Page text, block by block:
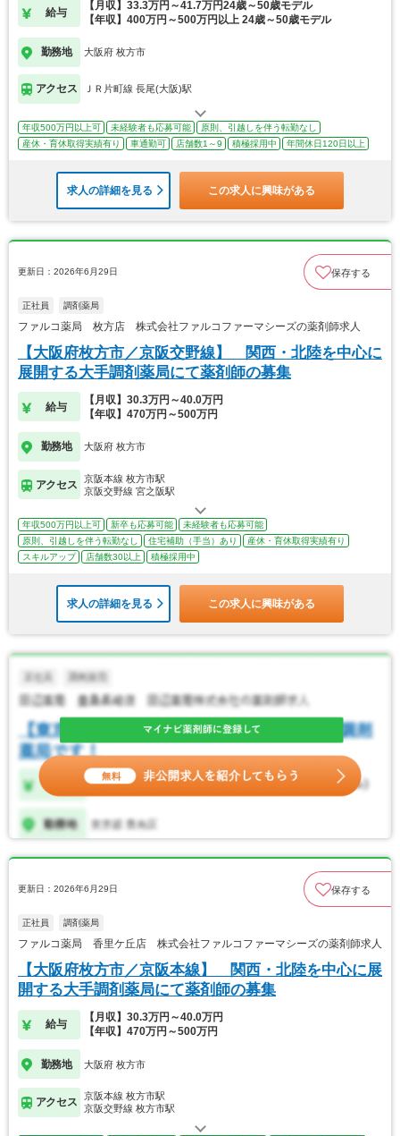
給与
【月収】33.3万円～41.7万円24歳～50歳モデル
【年収】400万円～500万円以上 24歳～50歳モデル
勤務地 大阪府 枚方市
アクセス ＪＲ片町線 長尾(大阪)駅
年収500万円以上可 未経験者も応募可能
原則、引越しを伴う転勤なし
産休・育休取得実績有り
車通勤可 店舗数1～9 積極採用中 年間休日120日以上
求人の詳細を見る この求人に興味がある
更新日：2026年6月29日 保存する
正社員 調剤薬局
ファルコ薬局 枚方店 株式会社ファルコファーマシーズの薬剤師求人
【大阪府枚方市／京阪交野線】 関西・北陸を中心に
展開する大手調剤薬局にて薬剤師の募集
給与
【月収】30.3万円～40.0万円
【年収】470万円～500万円
勤務地 大阪府 枚方市
アクセス
京阪本線 枚方市駅
京阪交野線 宮之阪駅
年収500万円以上可 新卒も応募可能
未経験者も応募可能
原則、引越しを伴う転勤なし
住宅補助（手当）あり
産休・育休取得実績有り
スキルアップ
店舗数30以上 積極採用中
求人の詳細を見る この求人に興味がある
更新日：2026年6月29日 保存する
正社員 調剤薬局
ファルコ薬局 香里ケ丘店 株式会社ファルコファーマシーズの薬剤師求人
【大阪府枚方市／京阪本線】 関西・北陸を中心に展
開する大手調剤薬局にて薬剤師の募集
給与
【月収】30.3万円～40.0万円
【年収】470万円～500万円
勤務地 大阪府 枚方市
アクセス
京阪本線 枚方市駅
京阪交野線 枚方市駅